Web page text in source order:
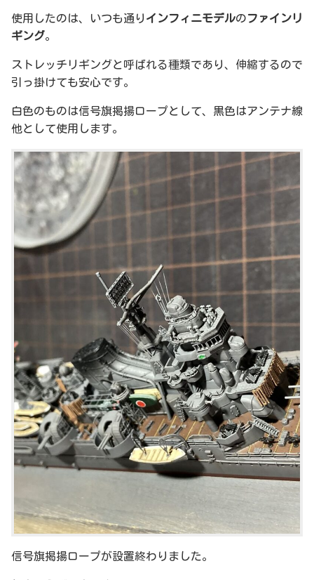
使用したのは、いつも通り インフィニモデルのファインリ
ギング。
ストレッチリギングと呼ばれる種類であり、伸縮するので
引っ掛けても安心です。
白色のものは信号旗掲揚ロープとして、黒色はアンテナ線
他として使用します。
信号旗掲揚ロープが設置終わりました。